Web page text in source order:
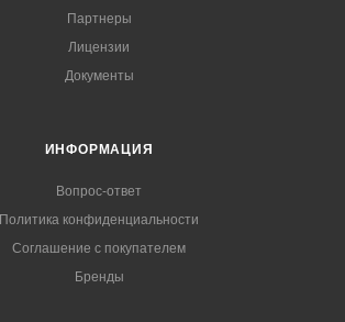
Партнеры
Лицензии
Документы
ИНФОРМАЦИЯ
Вопрос-ответ
Политика конфиденциальности
Соглашение с покупателем
Бренды